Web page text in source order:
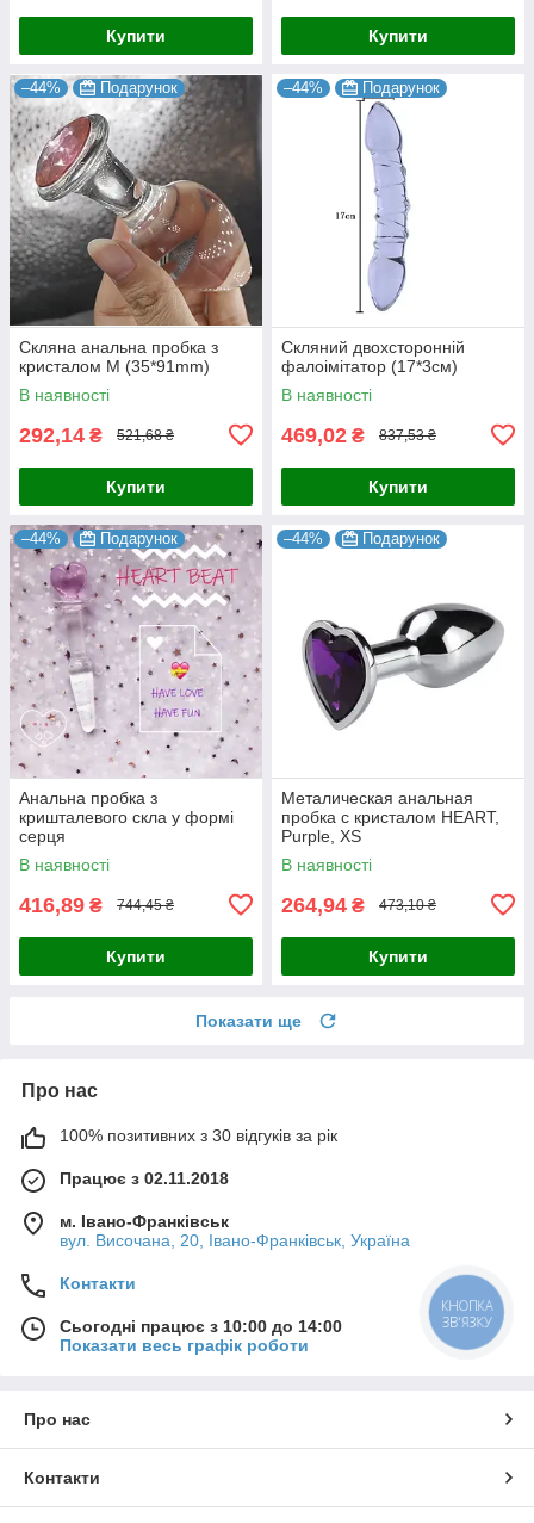
Купити Купити
–44% Подарунок
Скляна анальна пробка з
кристалом M (35*91mm)
В наявності
292,14 ₴ 521,68 ₴
Купити
–44% Подарунок
Скляний двохсторонній
фалоімітатор (17*3см)
В наявності
469,02 ₴ 837,53 ₴
Купити
–44% Подарунок
Анальна пробка з
кришталевого скла у формі
серця
В наявності
416,89 ₴ 744,45 ₴
Купити
–44% Подарунок
Металическая анальная
пробка с кристалом HEART,
Purple, XS
В наявності
264,94 ₴ 473,10 ₴
Купити
Показати ще
Про нас
100% позитивних з 30 відгуків за рік
Працює з 02.11.2018
м. Івано-Франківськ
вул. Височана, 20, Івано-Франківськ, Україна
Контакти
Сьогодні працює з 10:00 до 14:00
Показати весь графік роботи
Про нас
Контакти
КНОПКА
ЗВ'ЯЗКУ